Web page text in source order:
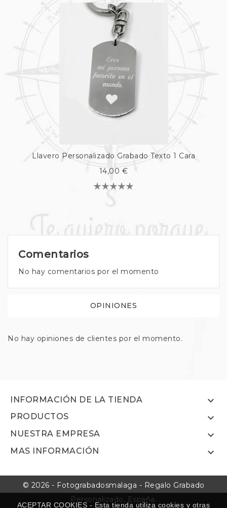
Llavero Personalizado Grabado Texto 1 Cara
14,00 €
Comentarios
No hay comentarios por el momento
OPINIONES
No hay opiniones de clientes por el momento.
INFORMACIÓN DE LA TIENDA 
PRODUCTOS 
NUESTRA EMPRESA 
MAS INFORMACIÓN 
ACEPTAR COOKIES - Esta tienda utiliza cookies y otras
© 2026 - Fotograbadosmalaga - Regalo Grabado
Personalizado, España.